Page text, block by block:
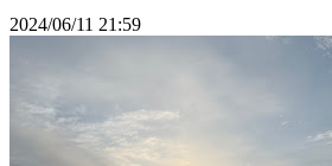
2024/06/11 21:59